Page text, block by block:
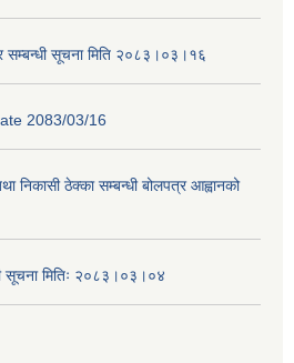
सूचना मिति २०८३।०३।१६
2083/03/16
निकासी ठेक्का सम्बन्धी बोलपत्र आह्वानको
सूचना मितिः २०८३।०३।०४